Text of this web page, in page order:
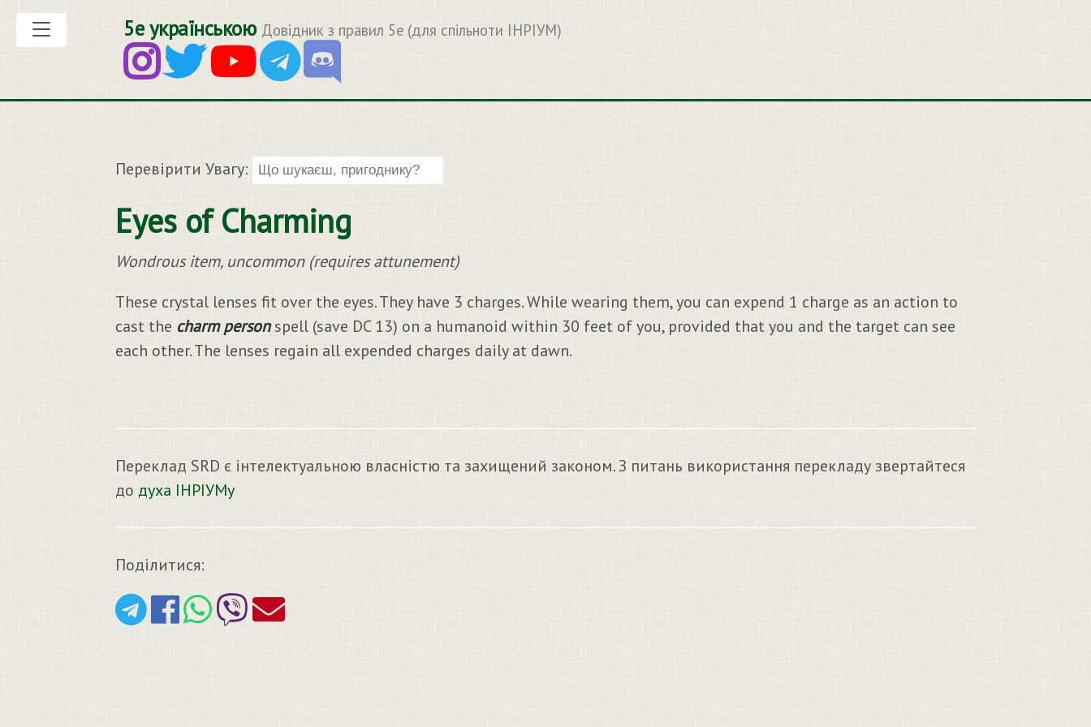
5е українською Довідник з правил 5e (для спільноти ІНРІУМ)
Перевірити Увагу:
Eyes of Charming
Wondrous item, uncommon (requires attunement)
These crystal lenses fit over the eyes. They have 3 charges. While wearing them, you can expend 1 charge as an action to
cast the charm personspell (save DC 13) on a humanoid within 30 feet of you, provided that you and the target can see
each other. The lenses regain all expended charges daily at dawn.
Переклад SRD є інтелектуальною власністю та захищений законом. З питань використання перекладу звертайтеся
до духа ІНРІУМу
Поділитися: